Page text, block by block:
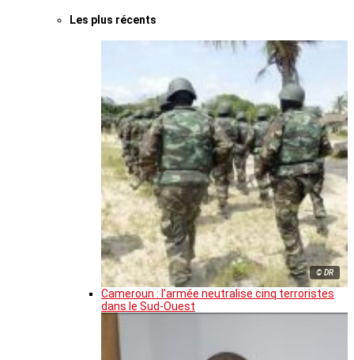
Les plus récents
© DR
Cameroun : l’armée neutralise cinq terroristes
dans le Sud-Ouest